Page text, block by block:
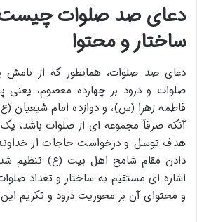
دعای صد صلوات
ساختار و محتوا
صلوات و درود بر چهارده معصوم، یعنی
فاطمه زهرا (س)، و دوازده امام شیعیان
آنکه صرفاً مجموعه ای از صلوات باشد،
هدف توسل و درخواست حاجات از خداوند
دادن مقام شامخ اهل بیت (ع) تنظیم
اشاره ای مستقیم به ساختار و تعداد
و محتوای آن بر محوریت درود و تکریم